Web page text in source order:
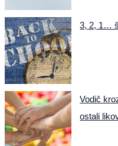
3, 2, 1…
Vodič
ostali